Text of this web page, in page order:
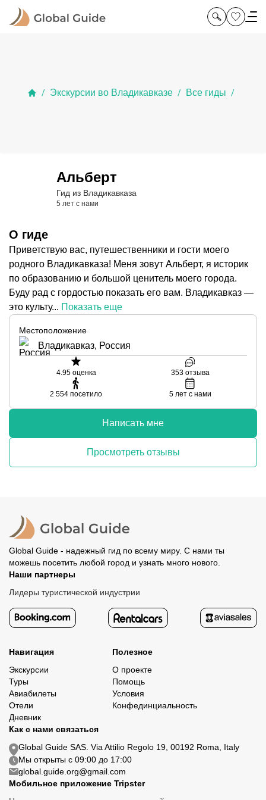
/ Экскурсии во Владикавказе / Все гиды /
Альберт
Гид из Владикавказа
5 лет с нами
О гиде
Приветствую вас, путешественники и гости моего
родного Владикавказа! Меня зовут Альберт, я историк
по образованию и большой ценитель моего города.
Буду рад с гордостью показать его вам. Владикавказ —
это культу... Показать еще
Местоположение
Владикавказ, Россия
4.95оценка 353 отзыва
2 554 посетило 5 лет с нами
Написать мне
Просмотреть отзывы
Global Guide - надежный гид по всему миру. С нами ты
можешь посетить любой город и узнать много нового.
Наши партнеры
Лидеры туристической индустрии
Навигация
Экскурсии
Туры
Авиабилеты
Отели
Дневник
Полезное
О проекте
Помощь
Условия
Конфединциальность
Как с нами связаться
Global Guide SAS. Via Attilio Regolo 19, 00192 Roma, Italy
Мы открыты с 09:00 до 17:00
global.guide.org@gmail.com
Мобильное приложение Tripster